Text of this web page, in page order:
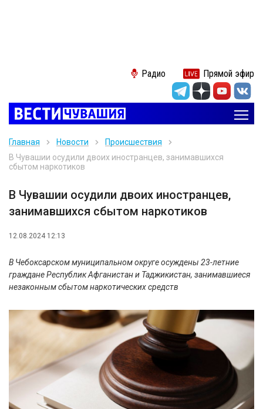
Радио Прямой эфир
Главная Новости
Происшествия
В Чувашии осудили двоих иностранцев, занимавшихся
сбытом наркотиков
В Чувашии осудили двоих иностранцев,
занимавшихся сбытом наркотиков
12.08.2024 12:13
В Чебоксарском муниципальном округе осуждены 23-летние
граждане Республик Афганистан и Таджикистан, занимавшиеся
незаконным сбытом наркотических средств